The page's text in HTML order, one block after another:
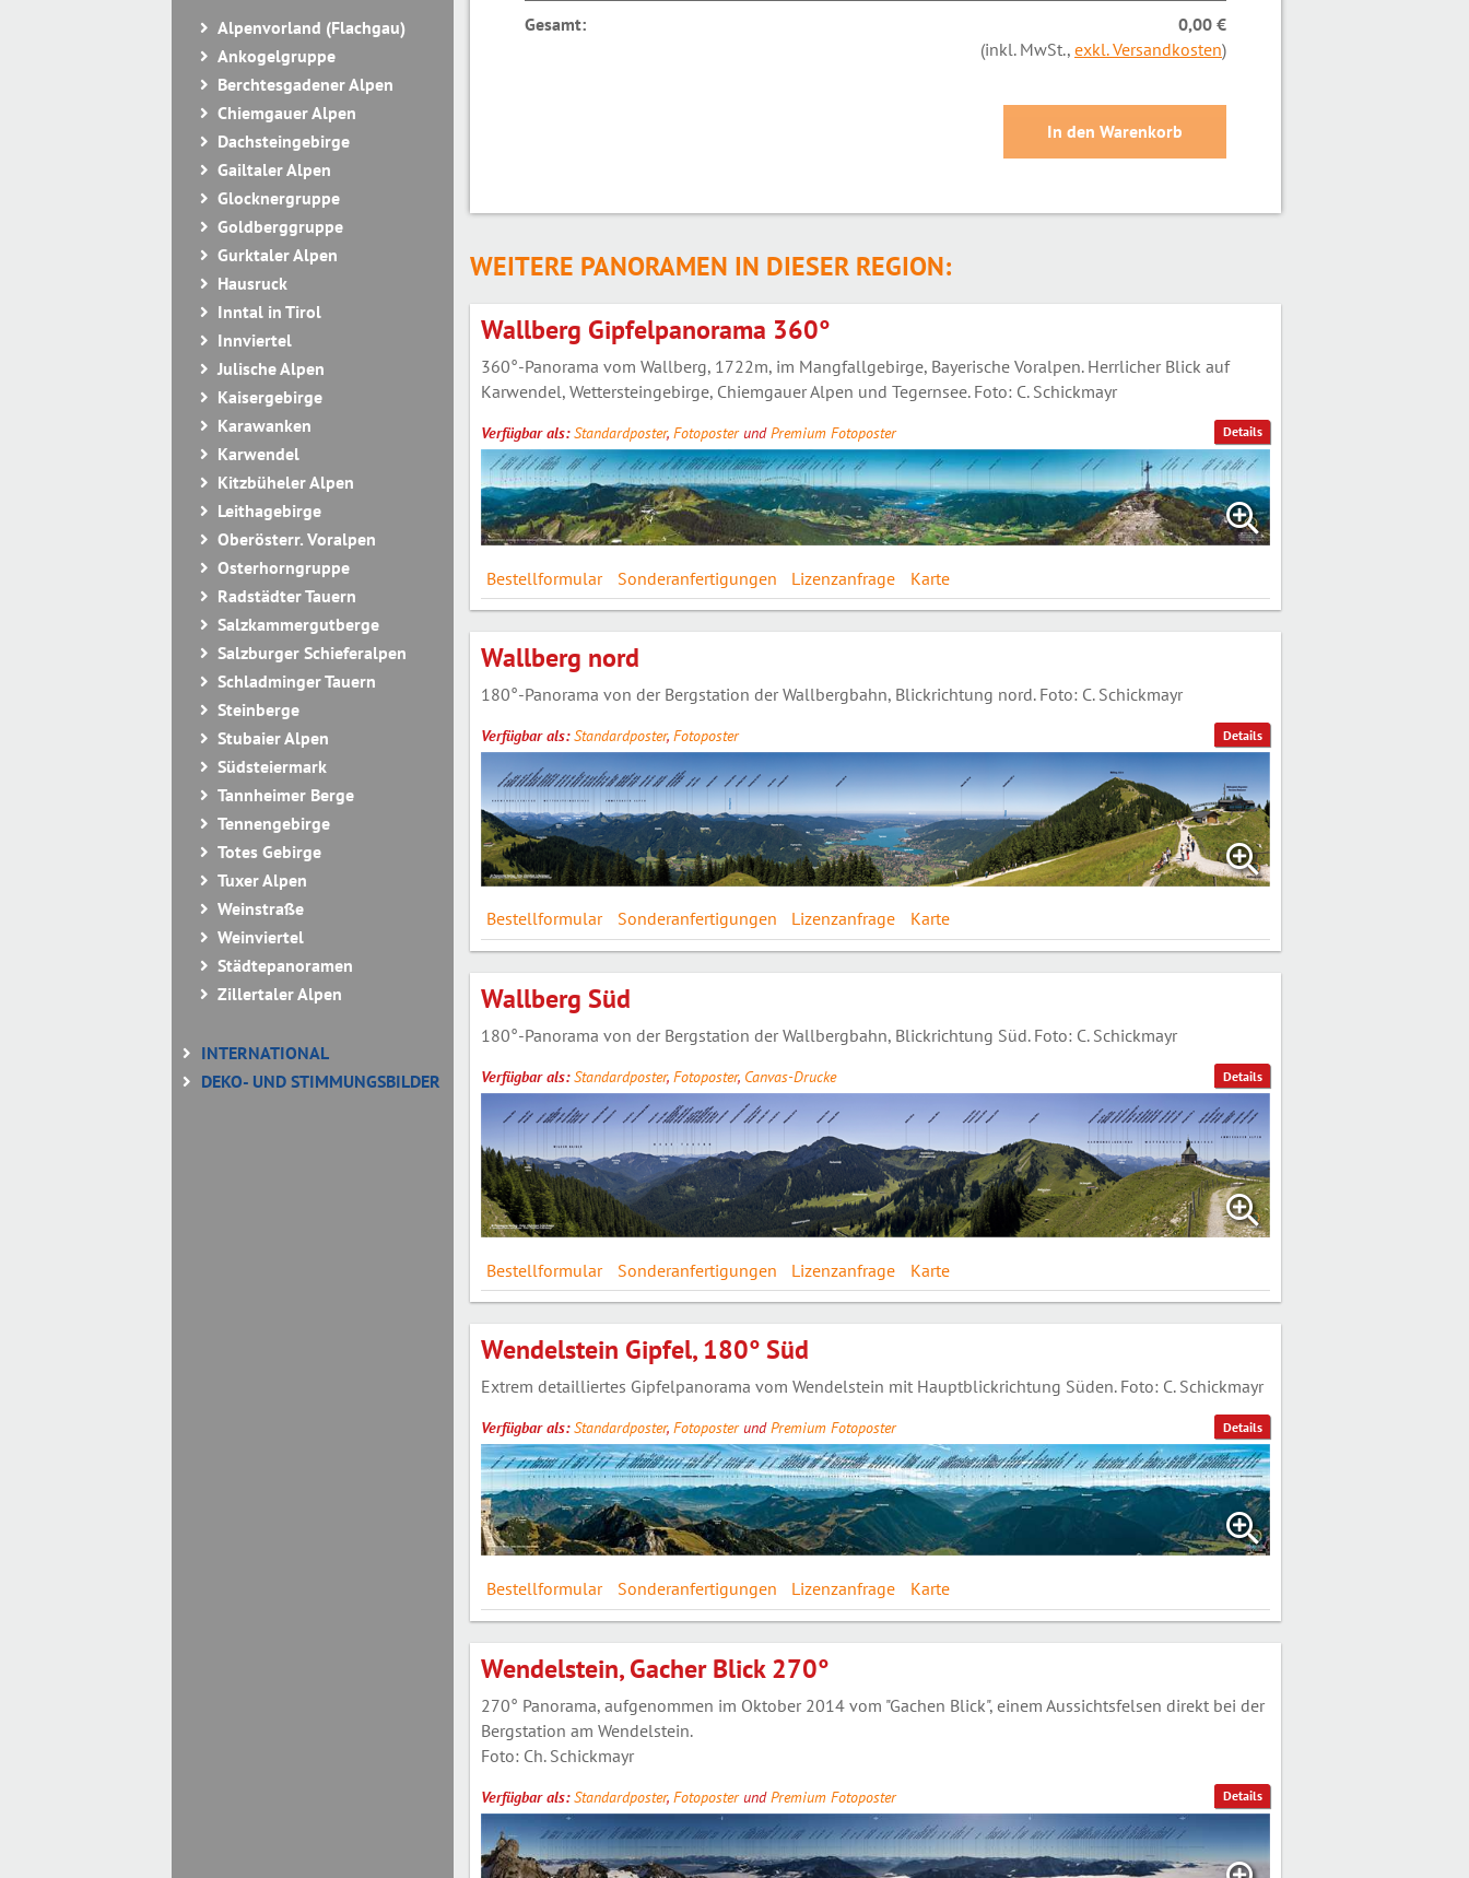
Alpenvorland (Flachgau)
Ankogelgruppe
Berchtesgadener Alpen
Chiemgauer Alpen
Dachsteingebirge
Gailtaler Alpen
Glocknergruppe
Goldberggruppe
Gurktaler Alpen
Hausruck
Inntal in Tirol
Innviertel
Julische Alpen
Kaisergebirge
Karawanken
Karwendel
Kitzbüheler Alpen
Leithagebirge
Oberösterr. Voralpen
Osterhorngruppe
Radstädter Tauern
Salzkammergutberge
Salzburger Schieferalpen
Schladminger Tauern
Steinberge
Stubaier Alpen
Südsteiermark
Tannheimer Berge
Tennengebirge
Totes Gebirge
Tuxer Alpen
Weinstraße
Weinviertel
Städtepanoramen
Zillertaler Alpen
INTERNATIONAL
DEKO- UND STIMMUNGSBILDER
Gesamt:
0,00 €
(inkl. MwSt., exkl. Versandkosten)
WEITERE PANORAMEN IN DIESER REGION:
Details
Wallberg Gipfelpanorama 360°
360°-Panorama vom Wallberg, 1722m, im Mangfallgebirge, Bayerische Voralpen. Herrlicher Blick auf
Karwendel, Wettersteingebirge, Chiemgauer Alpen und Tegernsee. Foto: C. Schickmayr
Verfügbar als:Standardposter, FotoposterundPremium Fotoposter
Bestellformular Sonderanfertigungen Lizenzanfrage Karte
Details
Wallberg nord
180°-Panorama von der Bergstation der Wallbergbahn, Blickrichtung nord. Foto: C. Schickmayr
Verfügbar als:Standardposter, Fotoposter
Bestellformular Sonderanfertigungen Lizenzanfrage Karte
Details
Wallberg Süd
180°-Panorama von der Bergstation der Wallbergbahn, Blickrichtung Süd. Foto: C. Schickmayr
Verfügbar als:Standardposter, Fotoposter, Canvas-Drucke
Bestellformular Sonderanfertigungen Lizenzanfrage Karte
Details
Wendelstein Gipfel, 180° Süd
Extrem detailliertes Gipfelpanorama vom Wendelstein mit Hauptblickrichtung Süden. Foto: C. Schickmayr
Verfügbar als:Standardposter, FotoposterundPremium Fotoposter
Bestellformular Sonderanfertigungen Lizenzanfrage Karte
Details
Wendelstein, Gacher Blick 270°
270° Panorama, aufgenommen im Oktober 2014 vom "Gachen Blick", einem Aussichtsfelsen direkt bei der
Bergstation am Wendelstein.
Foto: Ch. Schickmayr
Verfügbar als:Standardposter, FotoposterundPremium Fotoposter